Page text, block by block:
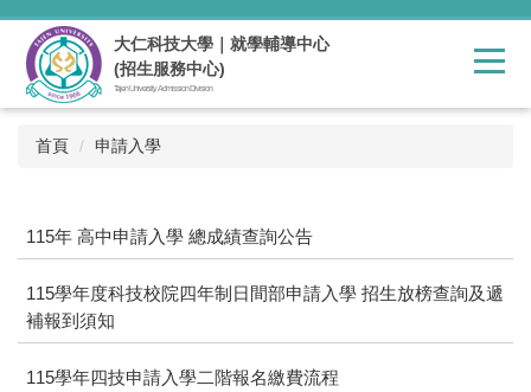
跳
主
要
內
大仁科技大學｜就學輔導中心
(招生服務中心)
Tajen University Admission Division
首頁 申請入學
115年 高中申請入學 總成績查詢公告
115學年度科技校院四年制日間部申請入學 招生放榜查詢及遞
補報到須知
115學年四技申請入學二階報名繳費流程